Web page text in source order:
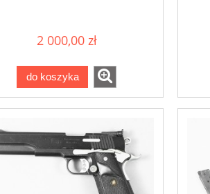
2 000,00 zł
do koszyka